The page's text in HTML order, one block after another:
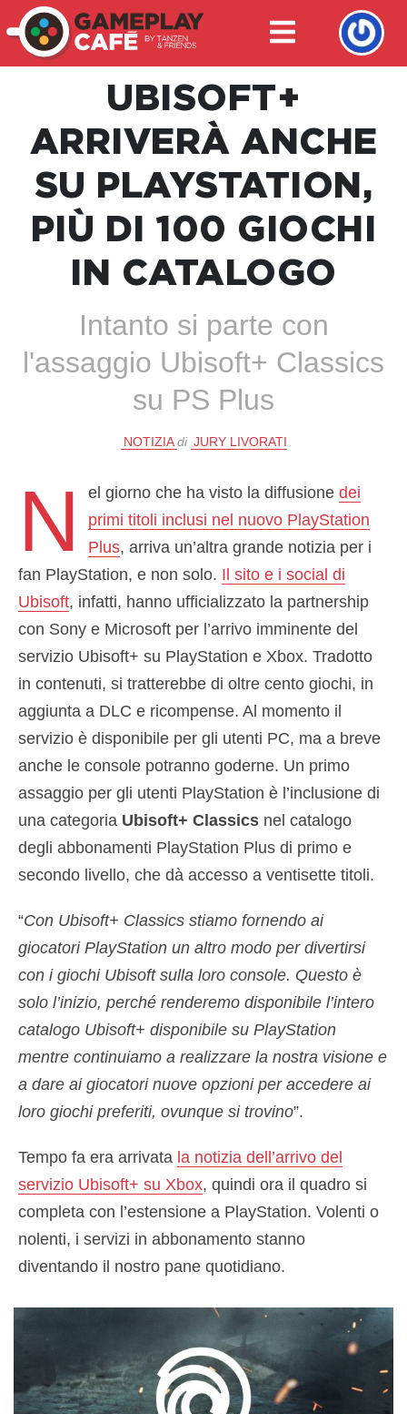
UBISOFT+
ARRIVERÀ ANCHE
SU PLAYSTATION,
PIÙ DI 100 GIOCHI
IN CATALOGO
Intanto si parte con
l'assaggio Ubisoft+ Classics
su PS Plus
NOTIZIA di JURY LIVORATI
N el giorno che ha visto la diffusionedei
primi titoli inclusi nel nuovo PlayStation
Plus, arriva un’altra grande notizia per i
fan PlayStation, e non solo. Il sito e i social di
Ubisoft, infatti, hanno ufficializzato la partnership
con Sony e Microsoft per l’arrivo imminente del
servizio Ubisoft+ su PlayStation e Xbox. Tradotto
in contenuti, si tratterebbe di oltre cento giochi, in
aggiunta a DLC e ricompense. Al momento il
servizio è disponibile per gli utenti PC, ma a breve
anche le console potranno goderne. Un primo
assaggio per gli utenti PlayStation è l’inclusione di
una categoria Ubisoft+ Classics nel catalogo
degli abbonamenti PlayStation Plus di primo e
secondo livello, che dà accesso a ventisette titoli.
“Con Ubisoft+ Classics stiamo fornendo ai
giocatori PlayStation un altro modo per divertirsi
con i giochi Ubisoft sulla loro console. Questo è
solo l’inizio, perché renderemo disponibile l’intero
catalogo Ubisoft+ disponibile su PlayStation
mentre continuiamo a realizzare la nostra visione e
a dare ai giocatori nuove opzioni per accedere ai
loro giochi preferiti, ovunque si trovino”.
Tempo fa era arrivata la notizia dell’arrivo del
servizio Ubisoft+ su Xbox, quindi ora il quadro si
completa con l’estensione a PlayStation. Volenti o
nolenti, i servizi in abbonamento stanno
diventando il nostro pane quotidiano.